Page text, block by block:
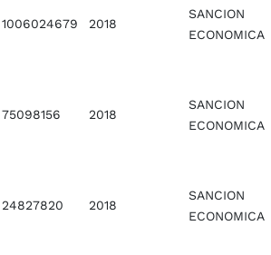
1006024679 2018
SANCION
ECONOMICA
75098156 2018
SANCION
ECONOMICA
24827820 2018
SANCION
ECONOMICA